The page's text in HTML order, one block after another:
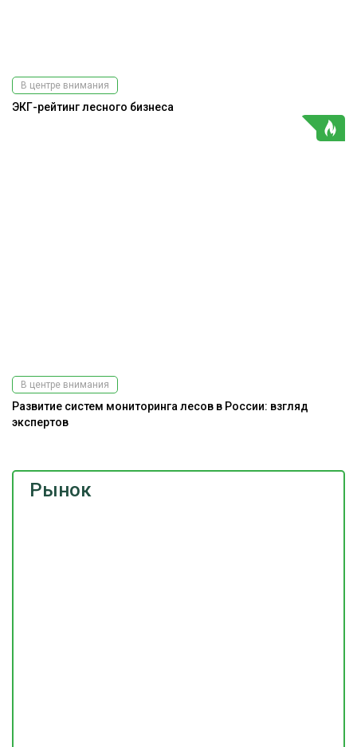
Рынок
В центре внимания
ЭКГ-рейтинг лесного бизнеса
В центре внимания
Развитие систем мониторинга лесов в России: взгляд
экспертов